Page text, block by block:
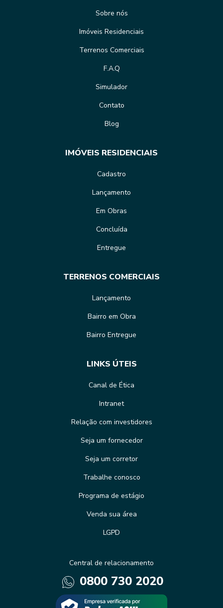
Sobre nós
Imóveis Residenciais
Terrenos Comerciais
F.A.Q
Simulador
Contato
Blog
IMÓVEIS RESIDENCIAIS
Cadastro
Lançamento
Em Obras
Concluída
Entregue
TERRENOS COMERCIAIS
Lançamento
Bairro em Obra
Bairro Entregue
LINKS ÚTEIS
Canal de Ética
Intranet
Relação com investidores
Seja um fornecedor
Seja um corretor
Trabalhe conosco
Programa de estágio
Venda sua área
LGPD
Central de relacionamento
0800 730 2020